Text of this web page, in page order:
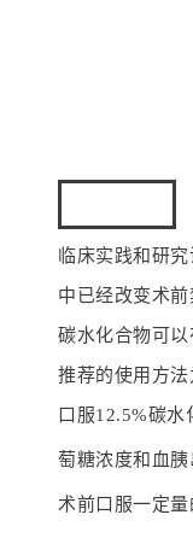
临床实践和研
中已经改变术
碳水化合物可
推荐的使用方
口服12.5%碳
萄糖浓度和血
术前口服一定